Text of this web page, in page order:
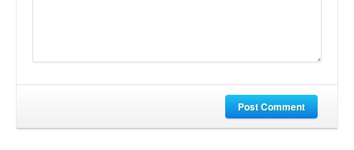
Post Comment